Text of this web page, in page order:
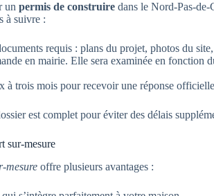
un permis de construire dans le Nord-Pas-de-
à suivre :
requis : plans du projet, photos du
en mairie. Elle sera examinée en fonction
à trois mois pour recevoir une réponse
est complet pour éviter des délais
sur-mesure
mesure offre plusieurs avantages :